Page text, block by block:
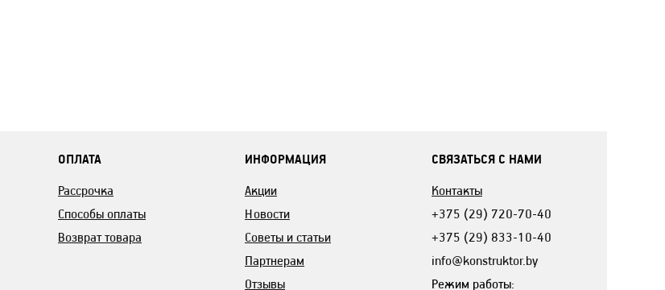
ОПЛАТА
Рассрочка
Способы оплаты
Возврат товара
ИНФОРМАЦИЯ
Акции
Новости
Советы и статьи
Партнерам
Отзывы
СВЯЗАТЬСЯ С НАМИ
Контакты
+375 (29) 720-70-40
+375 (29) 833-10-40
info@konstruktor.by
Режим работы: